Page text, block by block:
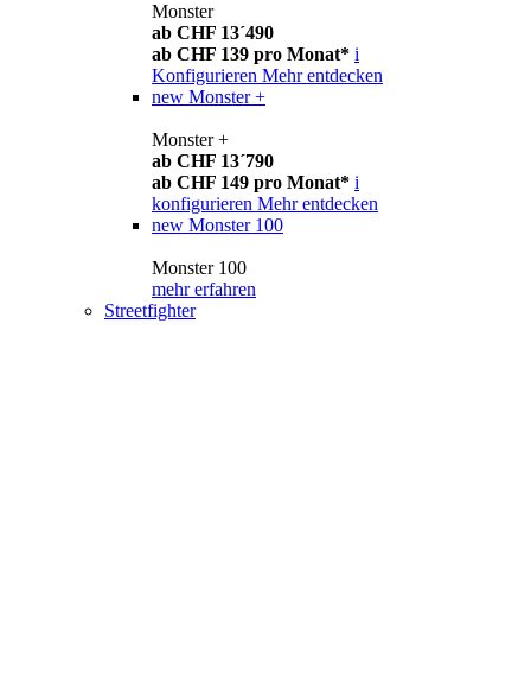
Monster
ab CHF 13´490
ab CHF 139 pro Monat* i
Konfigurieren Mehr entdecken
new Monster +
Monster +
ab CHF 13´790
ab CHF 149 pro Monat* i
konfigurieren Mehr entdecken
new Monster 100
Monster 100
mehr erfahren
Streetfighter